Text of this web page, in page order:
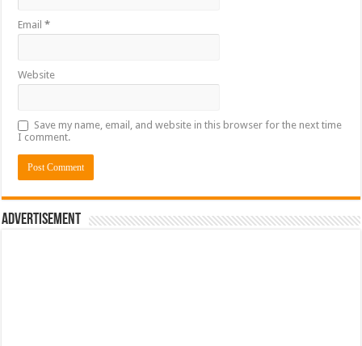
Email*
Website
Save my name, email, and website in this browser for the next time
I comment.
Advertisement